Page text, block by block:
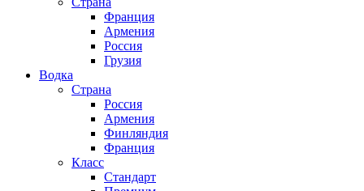
Франция
Армения
Россия
Грузия
Водка
Страна
Россия
Армения
Финляндия
Франция
Класс
Стандарт